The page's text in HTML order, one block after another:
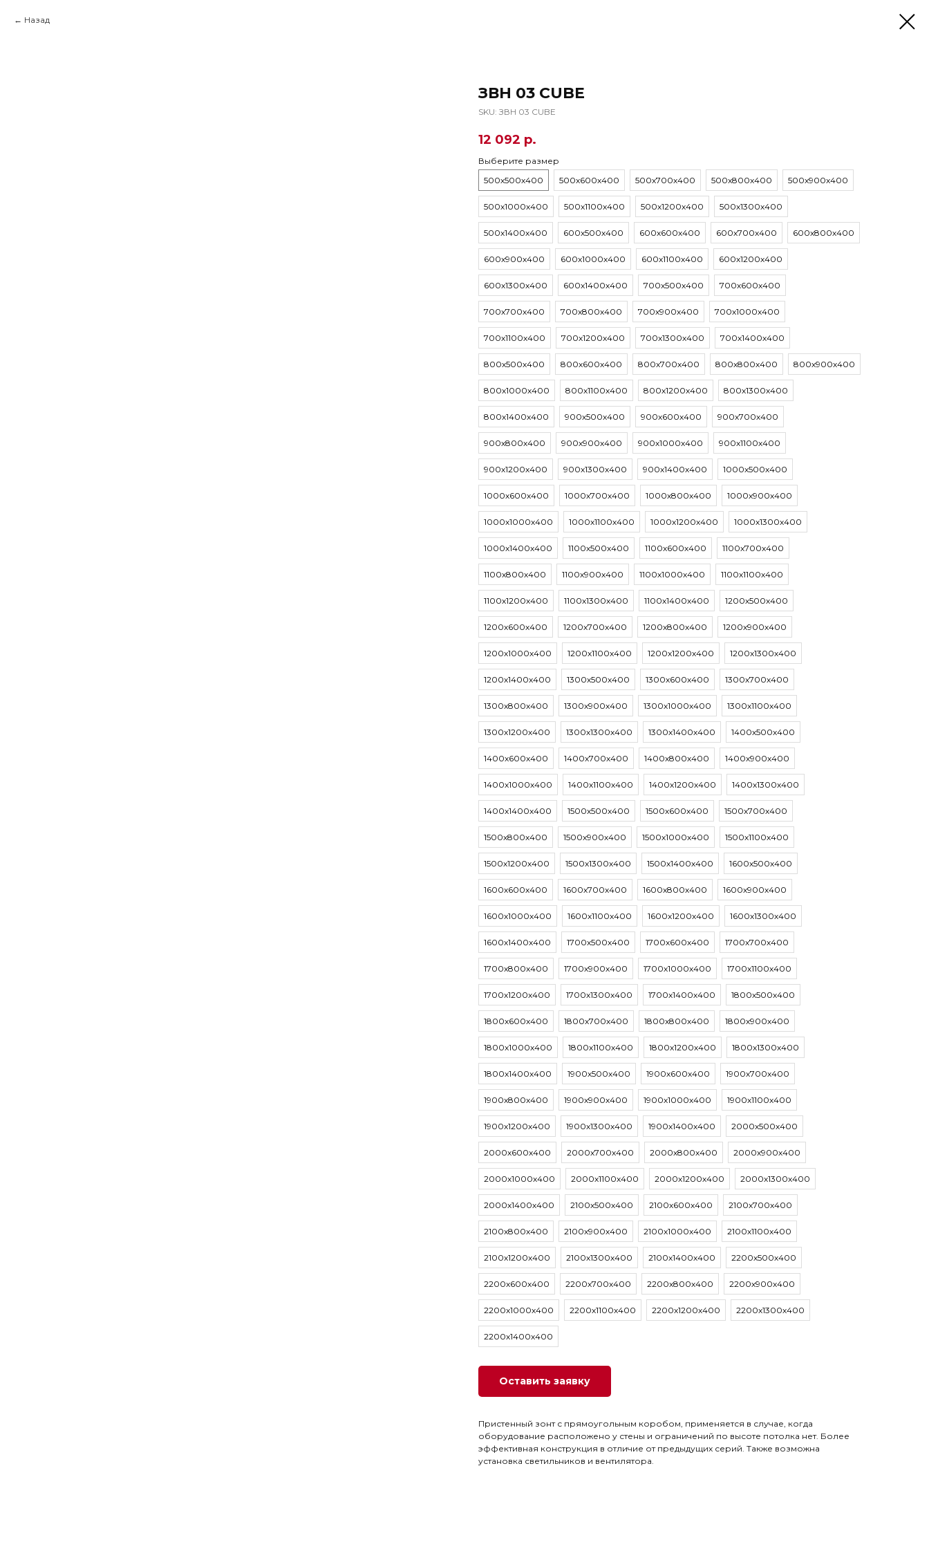
Назад
ЗВН 03 CUBE
SKU: ЗВН 03 CUBE
12 092 р.
Выберите размер
500х500х400
500х600х400 500х700х400 500х800х400 500х900х400
500х1000х400 500х1100х400 500х1200х400 500х1300х400
500х1400х400 600х500х400 600х600х400 600х700х400 600х800х400
600х900х400 600х1000х400 600х1100х400 600х1200х400
600х1300х400 600х1400х400 700х500х400 700х600х400
700х700х400 700х800х400 700х900х400 700х1000х400
700х1100х400 700х1200х400 700х1300х400 700х1400х400
800х500х400 800х600х400 800х700х400 800х800х400 800х900х400
800х1000х400 800х1100х400 800х1200х400 800х1300х400
800х1400х400 900х500х400 900х600х400 900х700х400
900х800х400 900х900х400 900х1000х400 900х1100х400
900х1200х400 900х1300х400 900х1400х400 1000х500х400
1000х600х400 1000х700х400 1000х800х400 1000х900х400
1000х1000х400 1000х1100х400 1000х1200х400 1000х1300х400
1000х1400х400 1100х500х400 1100х600х400 1100х700х400
1100х800х400 1100х900х400 1100х1000х400 1100х1100х400
1100х1200х400 1100х1300х400 1100х1400х400 1200х500х400
1200х600х400 1200х700х400 1200х800х400 1200х900х400
1200х1000х400 1200х1100х400 1200х1200х400 1200х1300х400
1200х1400х400 1300х500х400 1300х600х400 1300х700х400
1300х800х400 1300х900х400 1300х1000х400 1300х1100х400
1300х1200х400 1300х1300х400 1300х1400х400 1400х500х400
1400х600х400 1400х700х400 1400х800х400 1400х900х400
1400х1000х400 1400х1100х400 1400х1200х400 1400х1300х400
1400х1400х400 1500х500х400 1500х600х400 1500х700х400
1500х800х400 1500х900х400 1500х1000х400 1500х1100х400
1500х1200х400 1500х1300х400 1500х1400х400 1600х500х400
1600х600х400 1600х700х400 1600х800х400 1600х900х400
1600х1000х400 1600х1100х400 1600х1200х400 1600х1300х400
1600х1400х400 1700х500х400 1700х600х400 1700х700х400
1700х800х400 1700х900х400 1700х1000х400 1700х1100х400
1700х1200х400 1700х1300х400 1700х1400х400 1800х500х400
1800х600х400 1800х700х400 1800х800х400 1800х900х400
1800х1000х400 1800х1100х400 1800х1200х400 1800х1300х400
1800х1400х400 1900х500х400 1900х600х400 1900х700х400
1900х800х400 1900х900х400 1900х1000х400 1900х1100х400
1900х1200х400 1900х1300х400 1900х1400х400 2000х500х400
2000х600х400 2000х700х400 2000х800х400 2000х900х400
2000х1000х400 2000х1100х400 2000х1200х400 2000х1300х400
2000х1400х400 2100х500х400 2100х600х400 2100х700х400
2100х800х400 2100х900х400 2100х1000х400 2100х1100х400
2100х1200х400 2100х1300х400 2100х1400х400 2200х500х400
2200х600х400 2200х700х400 2200х800х400 2200х900х400
2200х1000х400 2200х1100х400 2200х1200х400 2200х1300х400
2200х1400х400
Оставить заявку
Пристенный зонт с прямоугольным коробом, применяется в случае, когда
оборудование расположено у стены и ограничений по высоте потолка нет. Более
эффективная конструкция в отличие от предыдущих серий. Также возможна
установка светильников и вентилятора.